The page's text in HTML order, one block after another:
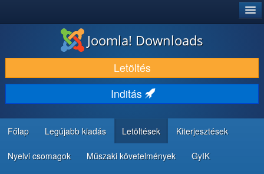
LETÖLTÉS ÉS KITERJESZTÉS
FEDEZZE FEL ÉS TANULJA MEG
KÖZÖSSÉG ÉS TÁMOGATÁS
FEJLESZTŐI ERŐFORRÁSOK
Joomla! Downloads
Letöltés
Inditás
Főlap Legújabb kiadás Letöltések Kiterjesztések
Nyelvi csomagok Műszaki követelmények GyIK